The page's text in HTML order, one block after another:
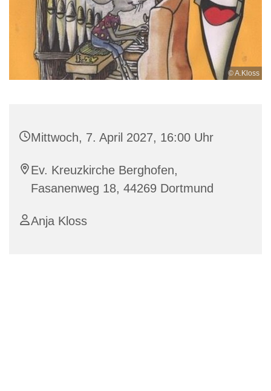
© A.Kloss
Mittwoch, 7. April 2027, 16:00 Uhr
Ev. Kreuzkirche Berghofen,
Fasanenweg 18, 44269 Dortmund
Anja Kloss